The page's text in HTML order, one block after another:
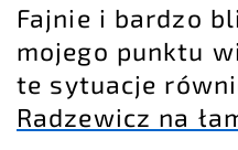
Fajnie i bardzo
mojego punktu
te sytuacje
Radzewicz na